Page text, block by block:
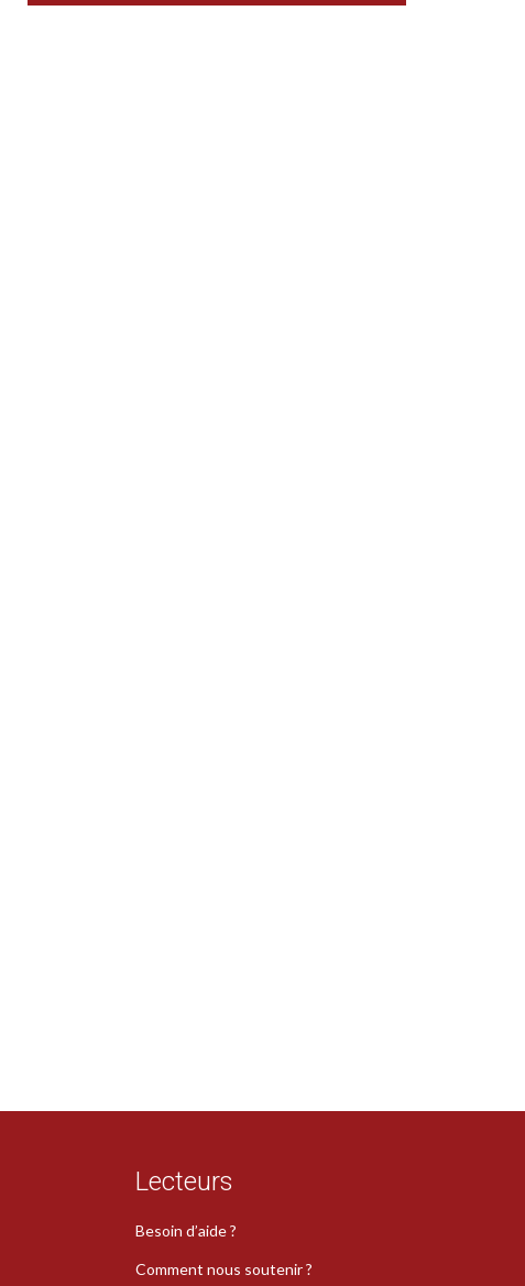
Lecteurs
Besoin d’aide ?
Comment nous soutenir ?